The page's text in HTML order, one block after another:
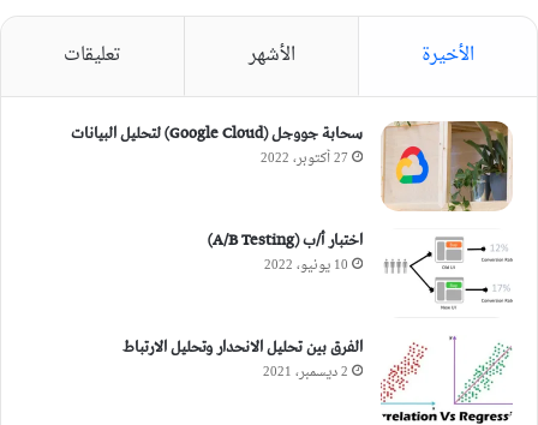
الأخيرة الأشهر تعليقات
سحابة جووجل (Google Cloud) لتحليل البيانات
27 أكتوبر، 2022
اختبار أ/ب (A/B Testing)
10 يونيو، 2022
الفرق بين تحليل الانحدار وتحليل الارتباط
2 ديسمبر، 2021